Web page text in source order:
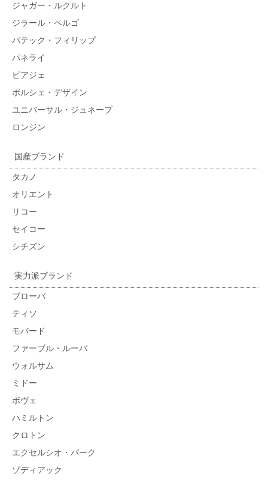
ジャガー・ルクルト
ジラール・ペルゴ
パテック・フィリップ
パネライ
ピアジェ
ポルシェ・デザイン
ユニバーサル・ジュネーブ
ロンジン
国産ブランド
タカノ
オリエント
リコー
セイコー
シチズン
実力派ブランド
ブローバ
ティソ
モバード
ファーブル・ルーバ
ウォルサム
ミドー
ボヴェ
ハミルトン
クロトン
エクセルシオ・パーク
ゾディアック